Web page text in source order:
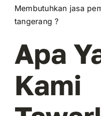
Membutuhkan jasa
tangerang ?
Apa
Kami